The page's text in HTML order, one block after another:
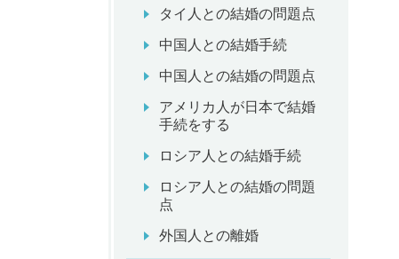
タイ人との結婚の問題点
中国人との結婚手続
中国人との結婚の問題点
アメリカ人が日本で結婚
手続をする
ロシア人との結婚手続
ロシア人との結婚の問題
点
外国人との離婚